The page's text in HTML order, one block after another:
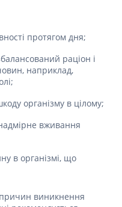
протягом дня;
раціон і
наприклад,
організму в цілому;
вживання
в організмі, що
виникнення